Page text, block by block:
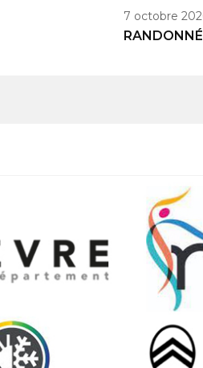
7 octobre